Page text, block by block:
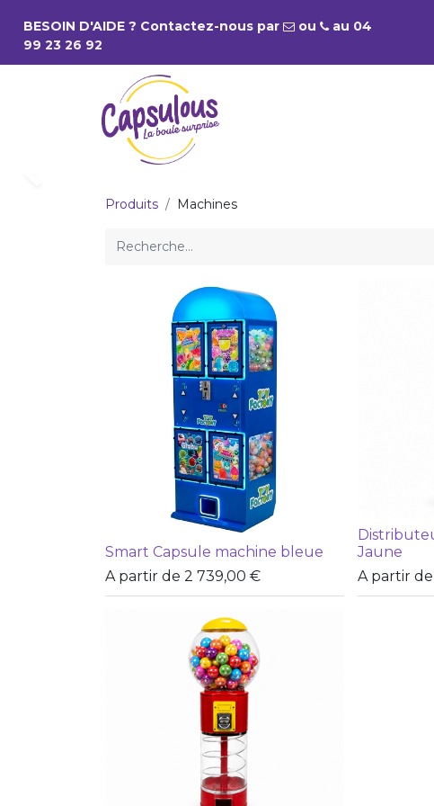
BESOIN D'AIDE ? Contactez-nous par ou au 04
99 23 26 92
Produits Machines
Smart Capsule machine bleue
A partir de 2 739,00 €
Jaune
A partir de